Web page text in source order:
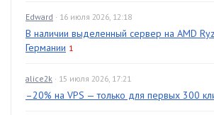
Edward · 16 июля 2026, 12:18
В наличии выделенный сервер на AMD
Германии 1
alice2k · 15 июля 2026, 17:21
–20% на VPS — только для первых 300